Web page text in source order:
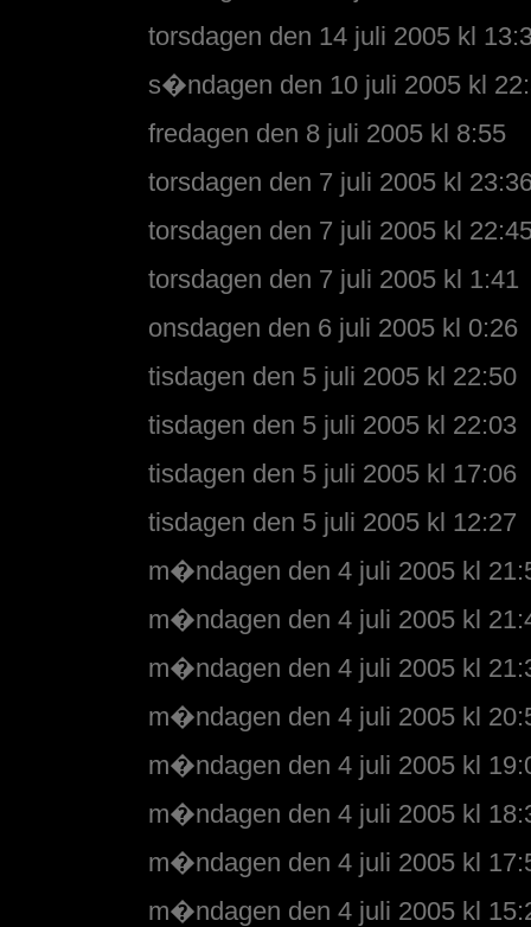
torsdagen den 14 juli 2005 kl
s�ndagen den 10 juli 2005 kl
fredagen den 8 juli 2005 kl 8:55
torsdagen den 7 juli 2005 kl
torsdagen den 7 juli 2005 kl
torsdagen den 7 juli 2005 kl 1:41
onsdagen den 6 juli 2005 kl 0:26
tisdagen den 5 juli 2005 kl 22:50
tisdagen den 5 juli 2005 kl 22:03
tisdagen den 5 juli 2005 kl 17:06
tisdagen den 5 juli 2005 kl 12:27
m�ndagen den 4 juli 2005 kl
m�ndagen den 4 juli 2005 kl
m�ndagen den 4 juli 2005 kl
m�ndagen den 4 juli 2005 kl
m�ndagen den 4 juli 2005 kl
m�ndagen den 4 juli 2005 kl
m�ndagen den 4 juli 2005 kl
m�ndagen den 4 juli 2005 kl